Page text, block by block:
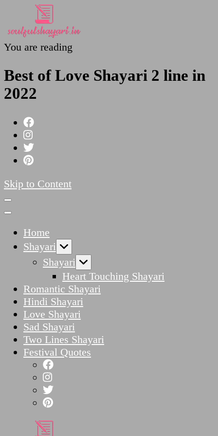
Poetries
You are reading
Best of Love Shayari 2 line in
2022
Skip to Content
Home
Shayari
Shayari
Heart Touching Shayari
Romantic Shayari
Hindi Shayari
Love Shayari
Sad Shayari
Two Lines Shayari
Festival Quotes